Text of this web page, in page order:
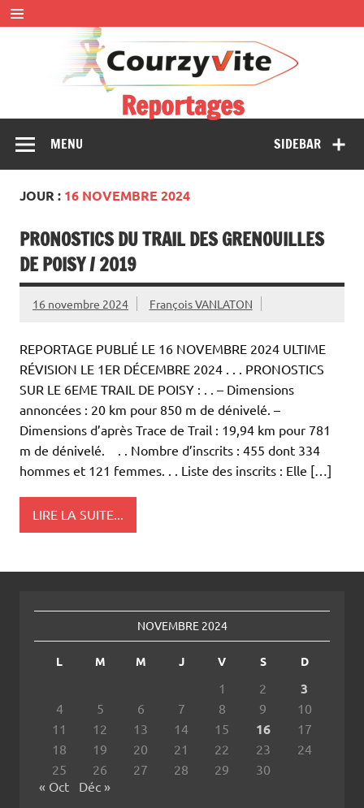
Skip
to
content
Reportages
SIDEBAR
MENU
JOUR : 16 NOVEMBRE 2024
PRONOSTICS DU TRAIL DES GRENOUILLES
DE POISY / 2019
16 novembre 2024 François VANLATON
REPORTAGE PUBLIÉ LE 16 NOVEMBRE 2024 ULTIME
RÉVISION LE 1ER DÉCEMBRE 2024 . . . PRONOSTICS
SUR LE 6EME TRAIL DE POISY : . . – Dimensions
annoncées : 20 km pour 850 m de dénivelé. –
Dimensions d’après Trace de Trail : 19,94 km pour 781
m de dénivelé. . . Nombre d’inscrits : 455 dont 334
hommes et 121 femmes. . . Liste des inscrits : Elle […]
LIRE LA SUITE...
NOVEMBRE 2024
L M M J V S D
1 2 3
4 5 6 7 8 9
10
11
12 13 14 15 16
17
18
19 20 21 22 23
24
25
26 27 28 29
30
« Oct
Déc »